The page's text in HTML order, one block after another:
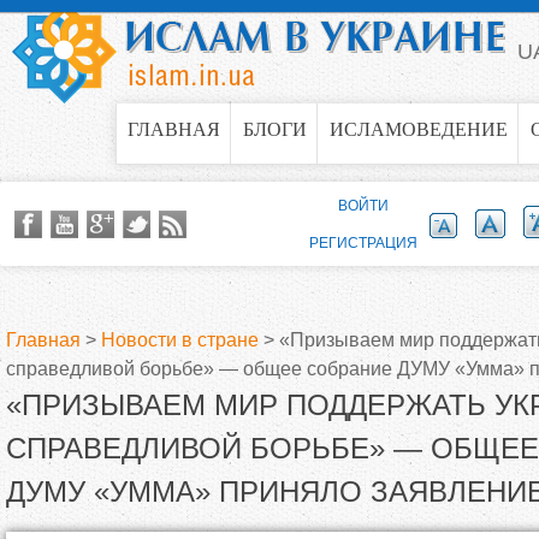
Jump to navigation
ГЛАВНАЯ БЛОГИ ИСЛАМОВЕДЕНИЕ
В
ы
з
Главная > Новости в стране > «Призываем мир
справедливой борьбе» — общее собрание ДУМУ «Умма»
«ПРИЗЫВАЕМ МИР ПОДДЕРЖАТЬ
СПРАВЕДЛИВОЙ БОРЬБЕ» —
ДУМУ «УММА» ПРИНЯЛО
ВОЙТИ
РЕГИСТРАЦИЯ